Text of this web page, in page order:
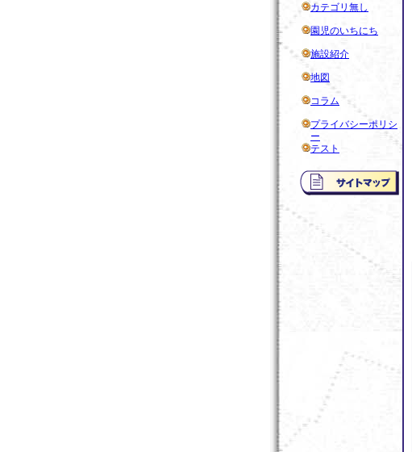
カテゴリ無し
園児のいちにち
施設紹介
地図
コラム
プライバシーポリシ
ー
テスト